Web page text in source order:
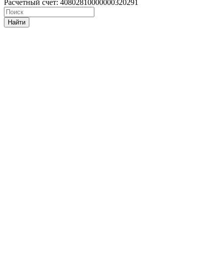
Расчетный счет: 40802810000000320291
Найти